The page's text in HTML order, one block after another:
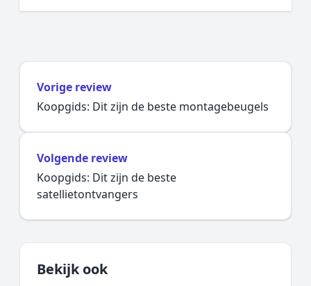
Vorige review
Koopgids: Dit zijn de beste montagebeugels
Volgende review
Koopgids: Dit zijn de beste
satellietontvangers
Bekijk ook